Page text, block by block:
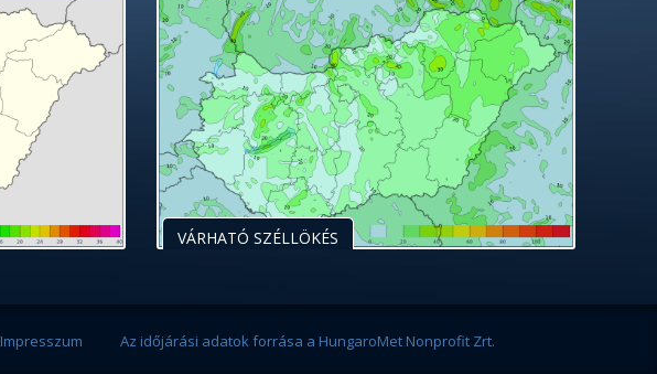
VÁRHATÓ SZÉLLÖKÉS
Impresszum Az időjárási adatok forrása a HungaroMet Nonprofit Zrt.